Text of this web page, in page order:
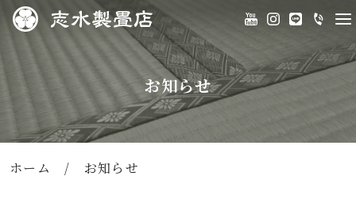
お知らせ
ホーム / お知らせ